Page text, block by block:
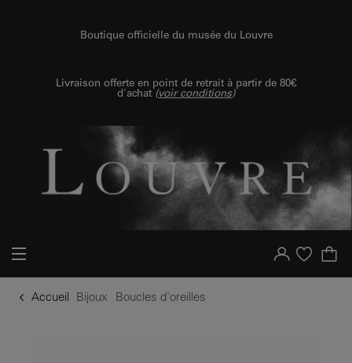
Boutique officielle du musée du Louvre
Livraison offerte en point de retrait à partir de 80€
d'achat (voir conditions)
Votre compte
Liste d'achat
Accueil Bijoux Boucles d'oreilles